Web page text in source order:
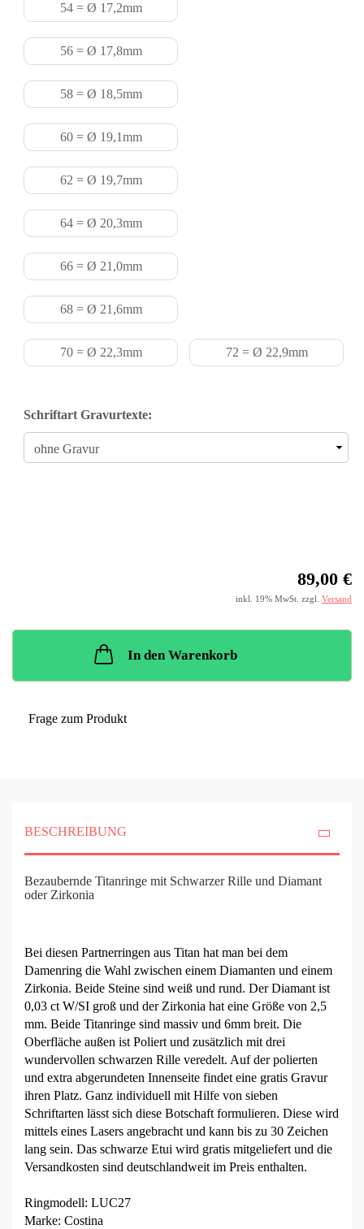
54 = Ø 17,2mm
56 = Ø 17,8mm
58 = Ø 18,5mm
60 = Ø 19,1mm
62 = Ø 19,7mm
64 = Ø 20,3mm
66 = Ø 21,0mm
68 = Ø 21,6mm
70 = Ø 22,3mm 72 = Ø 22,9mm
Schriftart Gravurtexte:
89,00 €
inkl. 19% MwSt. zzgl. Versand
In den Warenkorb
Frage zum Produkt
BESCHREIBUNG
Bezaubernde Titanringe mit Schwarzer Rille und Diamant
oder Zirkonia
Bei diesen Partnerringen aus Titan hat man bei dem
Damenring die Wahl zwischen einem Diamanten und einem
Zirkonia. Beide Steine sind weiß und rund. Der Diamant ist
0,03 ct W/SI groß und der Zirkonia hat eine Größe von 2,5
mm. Beide Titanringe sind massiv und 6mm breit. Die
Oberfläche außen ist Poliert und zusätzlich mit drei
wundervollen schwarzen Rille veredelt. Auf der polierten
und extra abgerundeten Innenseite findet eine gratis Gravur
ihren Platz. Ganz individuell mit Hilfe von sieben
Schriftarten lässt sich diese Botschaft formulieren. Diese wird
mittels eines Lasers angebracht und kann bis zu 30 Zeichen
lang sein. Das schwarze Etui wird gratis mitgeliefert und die
Versandkosten sind deutschlandweit im Preis enthalten.
Ringmodell: LUC27
Marke: Costina